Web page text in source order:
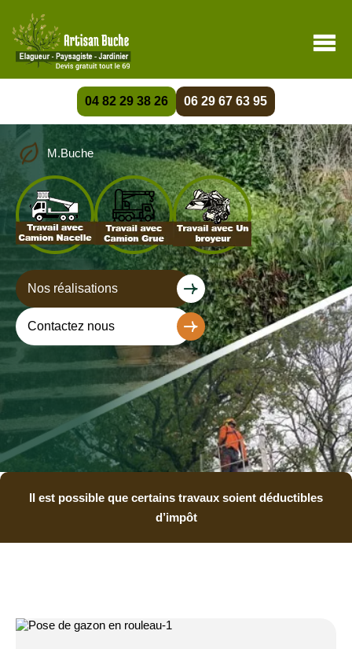
04 82 29 38 26 06 29 67 63 95
M.Buche
Nos réalisations
Contactez nous
Il est possible que certains travaux soient déductibles
d’impôt